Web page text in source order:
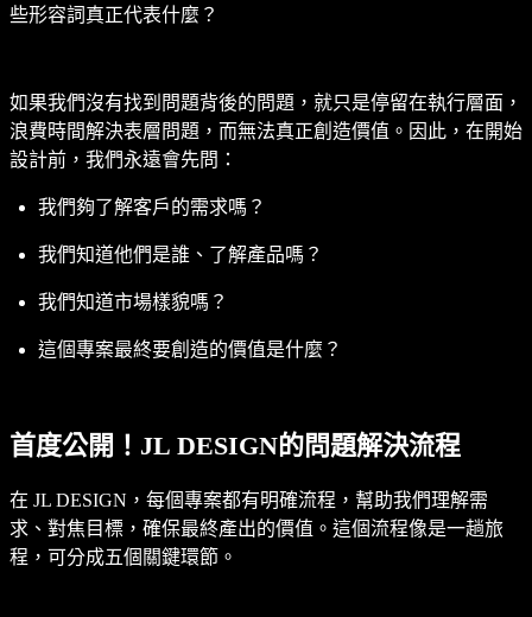
些形容詞真正代表什麼？
如果我們沒有找到問題背後的問題，就只是停留在執行層面，
浪費時間解決表層問題，而無法真正創造價值。因此，在開始
設計前，我們永遠會先問：
我們夠了解客戶的需求嗎？
我們知道他們是誰、了解產品嗎？
我們知道市場樣貌嗎？
這個專案最終要創造的價值是什麼？
首度公開！JL DESIGN的問題解決流程
在 JL DESIGN，每個專案都有明確流程，幫助我們理解需
求、對焦目標，確保最終產出的價值。這個流程像是一趟旅
程，可分成五個關鍵環節。